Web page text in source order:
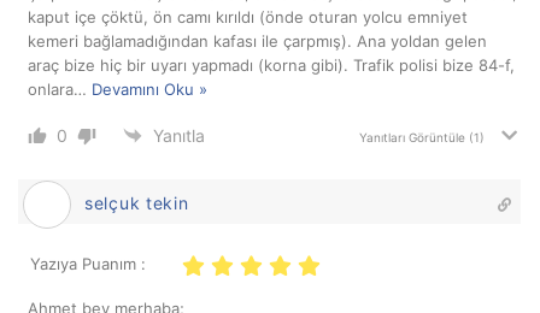
kaput içe çöktü, ön camı kırıldı (önde oturan yolcu emniyet
kemeri bağlamadığından kafası ile çarpmış). Ana yoldan gelen
araç bize hiç bir uyarı yapmadı (korna gibi). Trafik polisi bize 84-f,
onlara… Devamını Oku »
0 Yanıtla Yanıtları Görüntüle (1)
selçuk tekin
Yazıya Puanım :
Ahmet bey merhaba;